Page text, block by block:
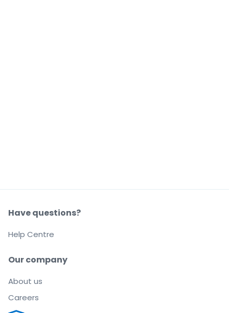
Our company
About us
Careers
Have questions?
Help Centre